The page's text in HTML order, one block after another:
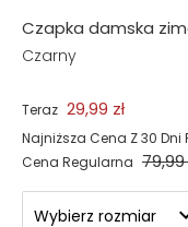
Czapka damska
Czarny
Teraz 29,99 zł
Najniższa Cena Z 30 Dni
Cena Regularna 79,99